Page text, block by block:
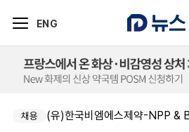
ENG
채용
채용